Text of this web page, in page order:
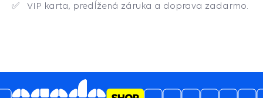
✅ VIP karta, predĺžená záruka a doprava zadarmo.
4.6/5
3489názory